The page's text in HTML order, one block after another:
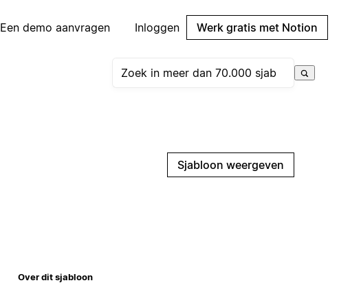
Een demo aanvragen Inloggen Werk gratis met Notion
Sjabloon weergeven
Over dit sjabloon